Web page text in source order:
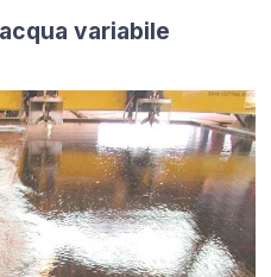
variabile